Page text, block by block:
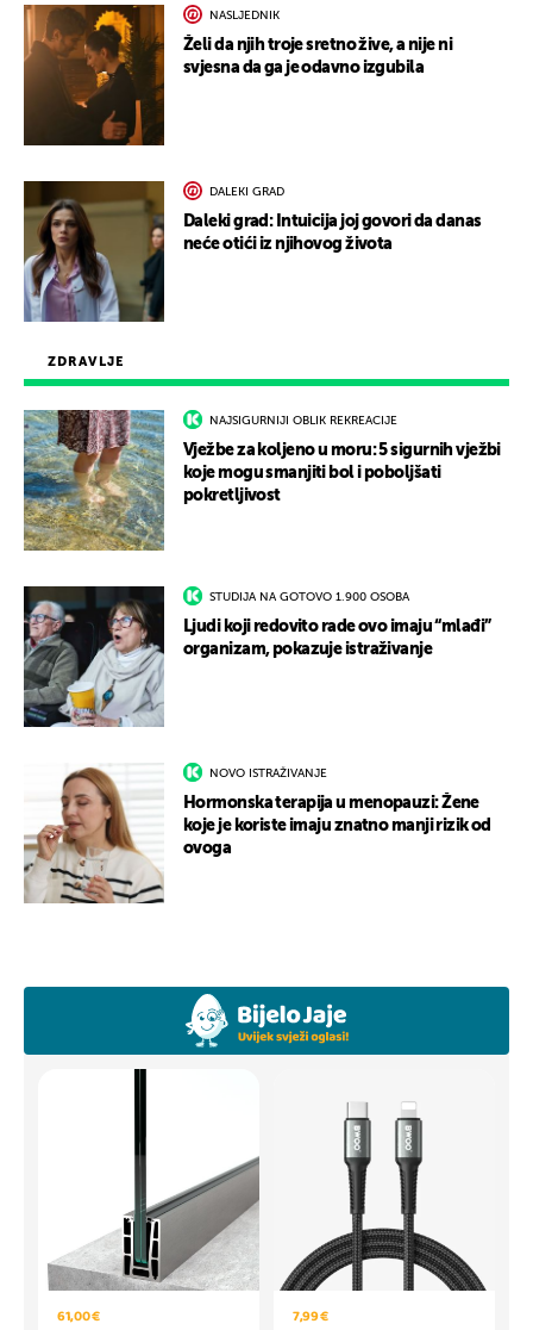
ZDRAVLJE
NAJSIGURNIJI OBLIK REKREACIJE
Vježbe za koljeno u moru: 5 sigurnih vježbi
koje mogu smanjiti bol i poboljšati
pokretljivost
STUDIJA NA GOTOVO 1.900 OSOBA
Ljudi koji redovito rade ovo imaju “mlađi”
organizam, pokazuje istraživanje
NOVO ISTRAŽIVANJE
Hormonska terapija u menopauzi: Žene
koje je koriste imaju znatno manji rizik od
ovoga
NASLJEDNIK
Želi da njih troje sretno žive, a nije ni
svjesna da ga je odavno izgubila
DALEKI GRAD
Daleki grad: Intuicija joj govori da danas
neće otići iz njihovog života
61,00 € 7,99 €